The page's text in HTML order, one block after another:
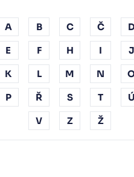
A B C Č
E F H I J
K L M N
P Ř S T Ú
V Z Ž